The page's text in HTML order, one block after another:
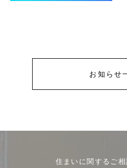
お知らせ
住まいに関するご